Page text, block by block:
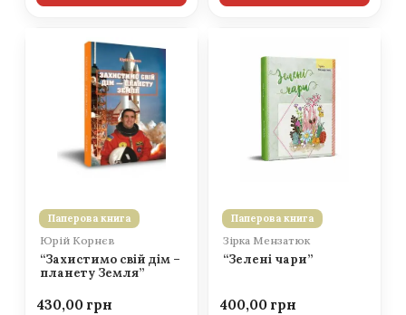
Паперова книга
Юрій Корнєв
“Захистимо свій дім –
планету Земля”
430,00
Паперова книга
Зірка Мензатюк
“Зелені чари”
400,00